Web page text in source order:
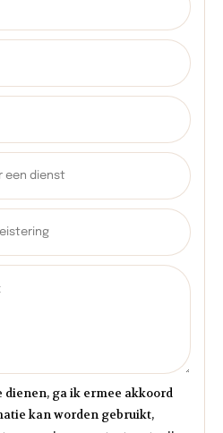
ga ik ermee akkoord
kan worden gebruikt,